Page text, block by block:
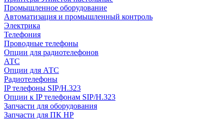
Промышленное оборудование
Автоматизация и промышленный контроль
Электрика
Телефония
Проводные телефоны
Опции для радиотелефонов
АТС
Опции для АТС
Радиотелефоны
IP телефоны SIP/H.323
Опции к IP телефонам SIP/H.323
Запчасти для оборудования
Запчасти для ПК HP